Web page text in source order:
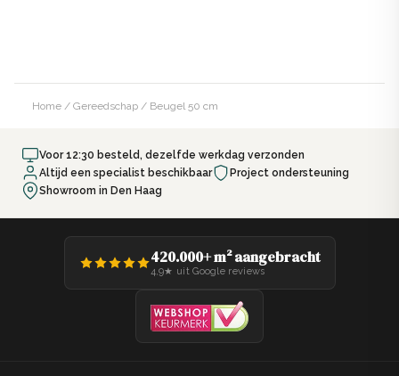
Home / Gereedschap / Beugel 50 cm
Voor 12:30 besteld, dezelfde werkdag verzonden
Altijd een specialist beschikbaar
Project ondersteuning
Showroom in Den Haag
420.000+ m² aangebracht
4,9★ uit Google reviews